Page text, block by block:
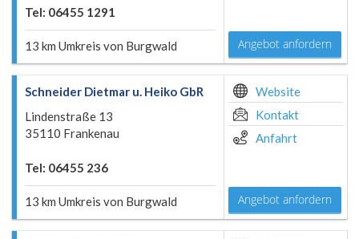
Tel: 06455 1291
13 km Umkreis von Burgwald Angebot anfordern
Schneider Dietmar u. Heiko GbR
Lindenstraße 13
35110 Frankenau
Tel: 06455 236
13 km Umkreis von Burgwald
Website
Kontakt
Anfahrt
Angebot anfordern